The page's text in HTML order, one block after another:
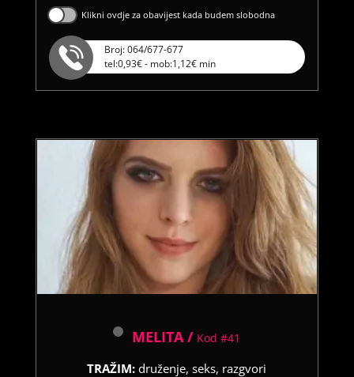
Klikni ovdje za obavijest kada budem slobodna
Broj: 064/677-677
tel:0,93€ - mob:1,12€ min
MELITA / Kod #41
TRAŽIM:druženje, seks, razgvori